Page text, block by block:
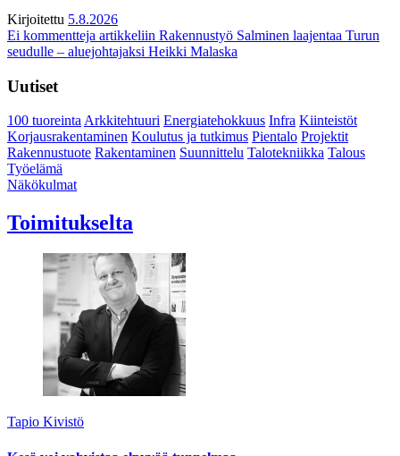
Kirjoitettu 5.8.2026
Ei kommentteja artikkeliin Rakennustyö Salminen laajentaa Turun
seudulle – aluejohtajaksi Heikki Malaska
Uutiset
100 tuoreintaArkkitehtuuri Energiatehokkuus Infra Kiinteistöt
Korjausrakentaminen Koulutus ja tutkimus Pientalo Projektit
Rakennustuote Rakentaminen Suunnittelu Talotekniikka Talous
Työelämä
Näkökulmat
Toimitukselta
Tapio Kivistö